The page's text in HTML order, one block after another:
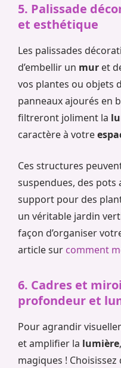
5. Palissade
et esthétique
Les palissades
d’embellir un mur et
vos plantes ou objets
panneaux ajourés en
filtreront joliment la
caractère à votre
Ces structures
suspendues, des pots
support pour des
un véritable jardin
façon d’organiser
article sur comment
6. Cadres et
profondeur et
Pour agrandir
et amplifier la lumière
magiques !